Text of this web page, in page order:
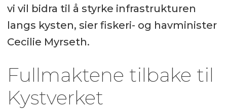
vi vil bidra til å styrke infrastrukturen
langs kysten, sier fiskeri- og havminister
Cecilie Myrseth.
Fullmaktene tilbake til
Kystverket